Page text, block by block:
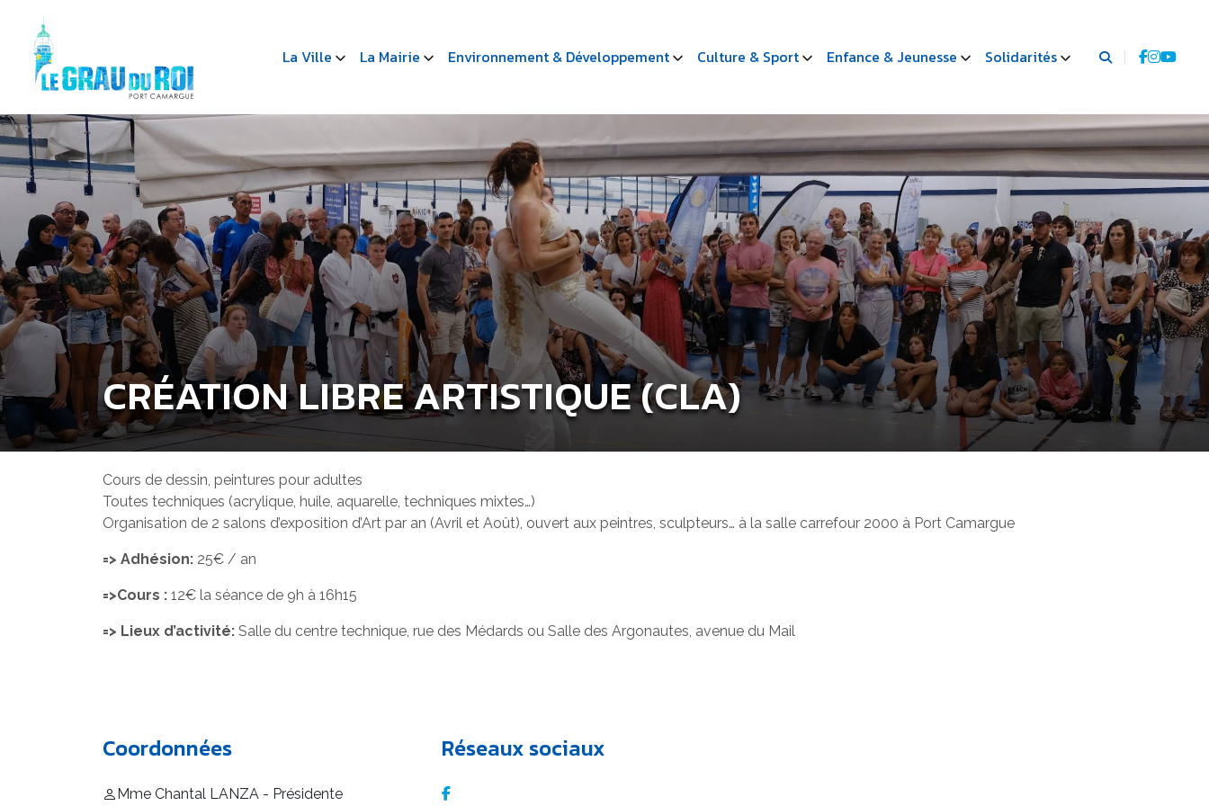
La Ville La Mairie Environnement & Développement Culture & Sport Enfance & Jeunesse Solidarités
CRÉATION LIBRE ARTISTIQUE (CLA)
Cours de dessin, peintures pour adultes
Toutes techniques (acrylique, huile, aquarelle, techniques mixtes…)
Organisation de 2 salons d’exposition d’Art par an (Avril et Août), ouvert aux peintres, sculpteurs… à la salle carrefour 2000 à Port Camargue
=> Adhésion: 25€ / an
=>Cours : 12€ la séance de 9h à 16h15
=> Lieux d’activité: Salle du centre technique, rue des Médards ou Salle des Argonautes, avenue du Mail
Coordonnées
Mme Chantal LANZA - Présidente
Réseaux sociaux